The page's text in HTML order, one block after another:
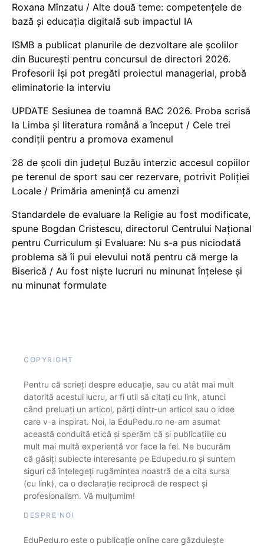
Roxana Mînzatu / Alte două teme: competențele de
bază și educația digitală sub impactul IA
ISMB a publicat planurile de dezvoltare ale școlilor
din București pentru concursul de directori 2026.
Profesorii își pot pregăti proiectul managerial, probă
eliminatorie la interviu
UPDATE Sesiunea de toamnă BAC 2026. Proba scrisă
la Limba și literatura română a început / Cele trei
condiții pentru a promova examenul
28 de școli din județul Buzău interzic accesul copiilor
pe terenul de sport sau cer rezervare, potrivit Poliției
Locale / Primăria amenință cu amenzi
Standardele de evaluare la Religie au fost modificate,
spune Bogdan Cristescu, directorul Centrului Național
pentru Curriculum și Evaluare: Nu s-a pus niciodată
problema să îi pui elevului notă pentru că merge la
Biserică / Au fost niște lucruri nu minunat înțelese și
nu minunat formulate
COPYRIGHT
Pentru că scrieți despre educație, sau cu atât mai mult
datorită acestui lucru, ar fi util să citați cu link, atunci
când preluați un articol, părți dintr-un articol sau o idee
care v-a inspirat. Noi, la EduPedu.ro ne-am asumat
această conduită etică și sperăm că și publicațiile cu
mult mai multă experiență vor face la fel. Ne bucurăm
că găsiți subiecte interesante pe Edupedu.ro și suntem
siguri că înțelegeți rugămintea noastră de a cita sursa
(cu link), ca o declarație reciprocă de respect și
profesionalism. Vă mulțumim!
DESPRE NOI
EduPedu.ro este o publicație online care găzduiește